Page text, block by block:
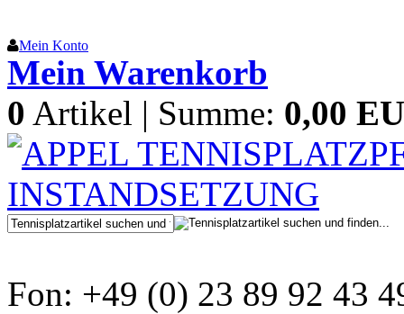
Mein Konto
Mein Warenkorb
0 Artikel | Summe: 0,00
Fon: +49 (0) 23 89 92 43